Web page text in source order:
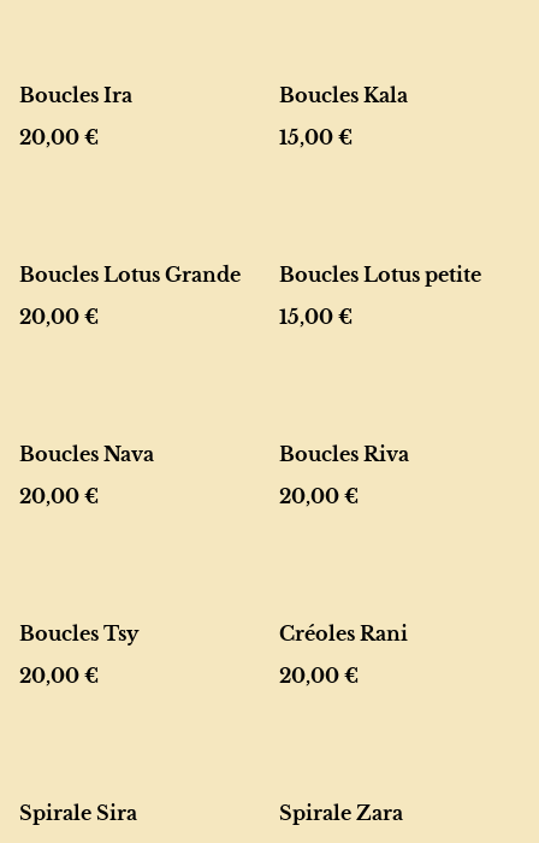
Boucles Ira
20,00 €
Boucles Kala
15,00 €
Boucles Lotus Grande
20,00 €
Boucles Lotus petite
15,00 €
Boucles Nava
20,00 €
Boucles Riva
20,00 €
Boucles Tsy
20,00 €
Créoles Rani
20,00 €
Spirale Sira Spirale Zara